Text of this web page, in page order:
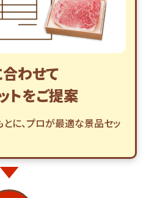
わせて
トをご提案
に、プロが最適な景品セッ